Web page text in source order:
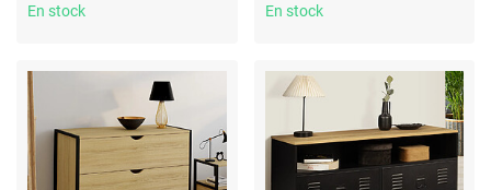
En stock En stock